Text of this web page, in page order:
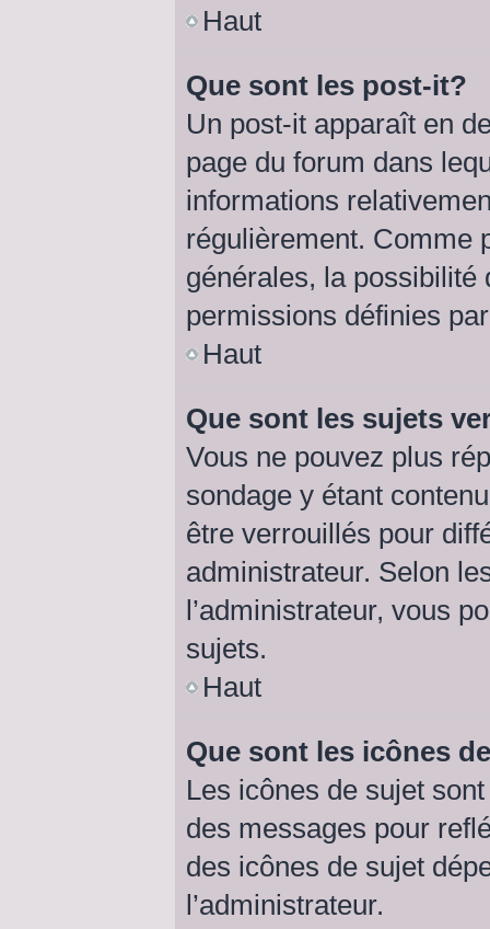
Haut
Que sont les post-it?
Un post-it apparaît en
page du forum dans
informations
régulièrement. Comme
générales, la possibilité
permissions définies
Haut
Que sont les sujets
Vous ne pouvez plus
sondage y étant
être verrouillés pour
administrateur. Selon
l’administrateur, vous
sujets.
Haut
Que sont les icônes
Les icônes de sujet
des messages pour
des icônes de sujet
l’administrateur.